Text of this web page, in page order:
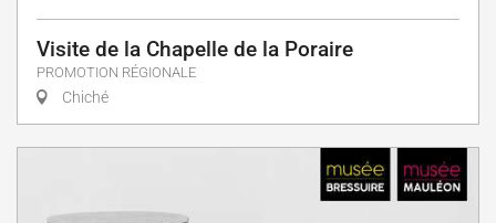
Visite de la Chapelle de la Poraire
PROMOTION RÉGIONALE
Chiché